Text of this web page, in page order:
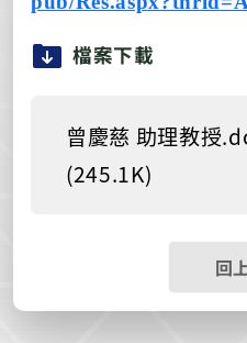
檔案下載
曾慶慈 助理教授
(245.1K)
回